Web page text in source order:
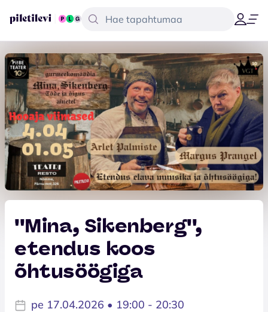
''Mina, Sikenberg'',
etendus koos
õhtusöögiga
pe 17.04.2026 • 19:00 - 20:30